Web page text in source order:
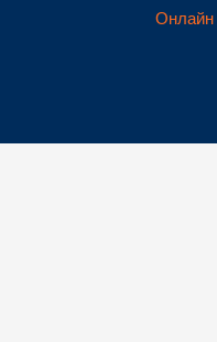
Онлайн